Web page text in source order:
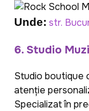
Unde: str.
6. Studio
Studio boutique
atenție
Specializat în